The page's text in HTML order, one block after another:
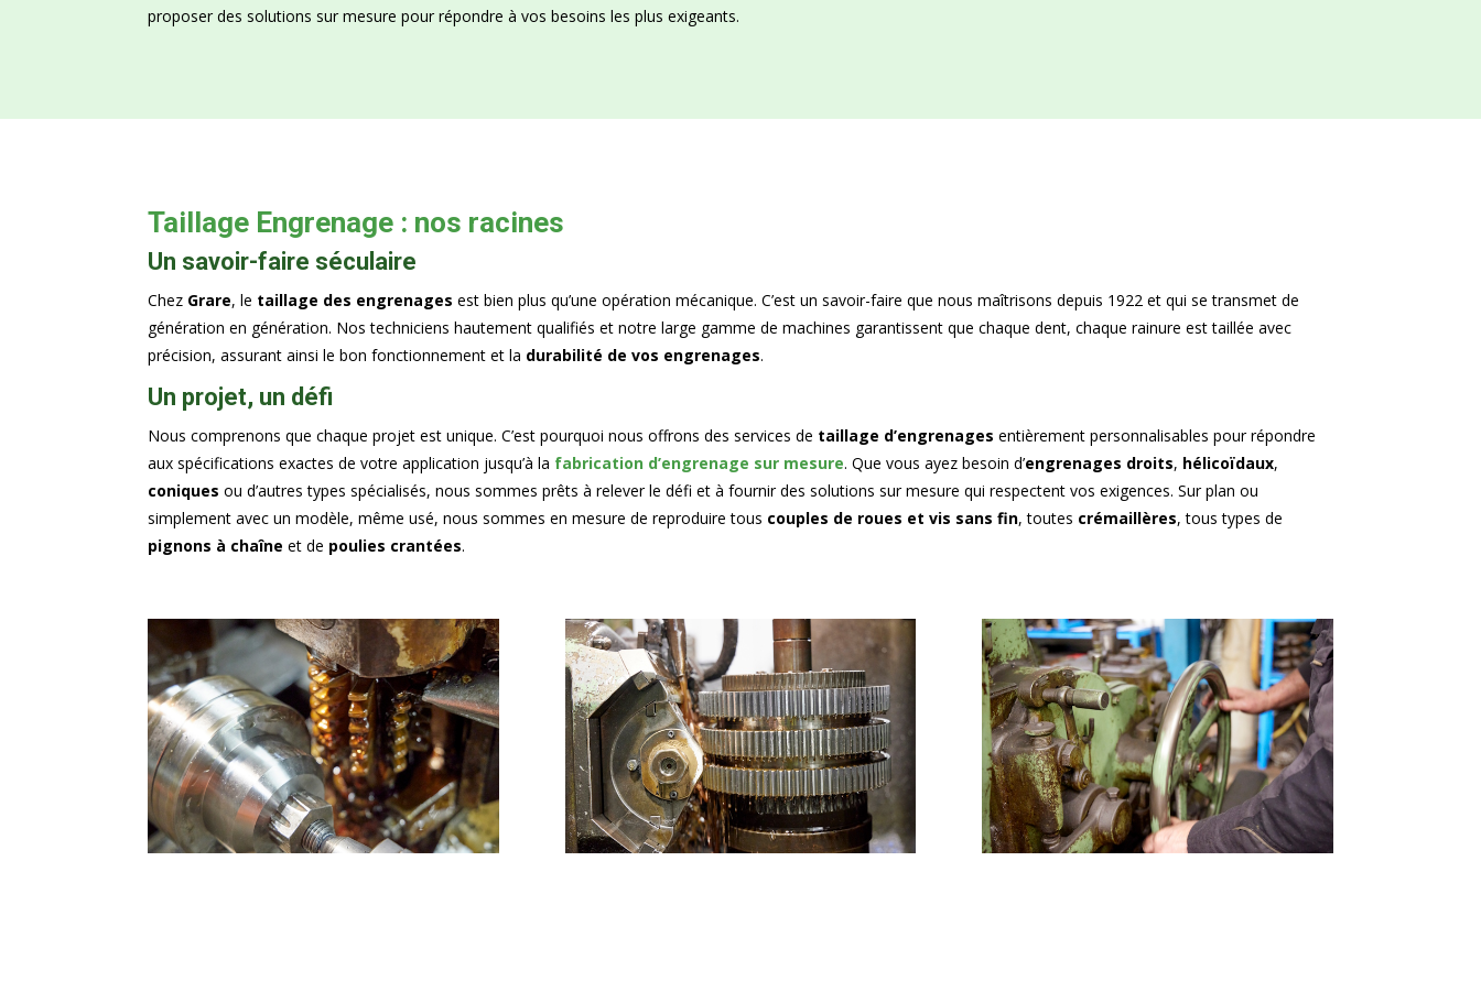
proposer des solutions sur mesure pour répondre à vos besoins les plus exigeants.
Taillage Engrenage : nos racines
Un savoir-faire séculaire
Chez Grare, le taillage des engrenages est bien plus qu’une opération mécanique. C’est un savoir-faire que nous maîtrisons depuis 1922 et qui se transmet de
génération en génération. Nos techniciens hautement qualifiés et notre large gamme de machines garantissent que chaque dent, chaque rainure est taillée avec
précision, assurant ainsi le bon fonctionnement et la durabilité de vos engrenages.
Un projet, un défi
Nous comprenons que chaque projet est unique. C’est pourquoi nous offrons des services de taillage d’engrenages entièrement personnalisables pour répondre
aux spécifications exactes de votre application jusqu’à la fabrication d’engrenage sur mesure. Que vous ayez besoin d’engrenages droits, hélicoïdaux,
coniques ou d’autres types spécialisés, nous sommes prêts à relever le défi et à fournir des solutions sur mesure qui respectent vos exigences. Sur plan ou
simplement avec un modèle, même usé, nous sommes en mesure de reproduire tous couples de roues et vis sans fin, toutes crémaillères, tous types de
pignons à chaîne et de poulies crantées.